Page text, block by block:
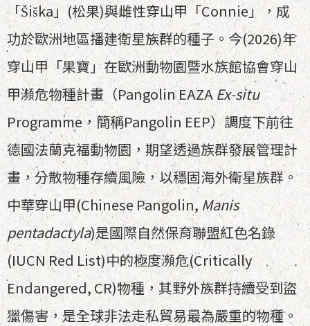
「Šiška」(松果)與雌性穿山甲「Connie」，成
功於歐洲地區播建衛星族群的種子。今(2026)年
穿山甲「果寶」在歐洲動物園暨水族館協會穿山
甲瀕危物種計畫（Pangolin EAZAEx-situ
Programme，簡稱Pangolin EEP）調度下前往
德國法蘭克福動物園，期望透過族群發展管理計
畫，分散物種存續風險，以穩固海外衛星族群。
中華穿山甲(Chinese Pangolin, Manis
pentadactyla)是國際自然保育聯盟紅色名錄
(IUCN Red List)中的極度瀕危(Critically
Endangered, CR)物種，其野外族群持續受到盜
獵傷害，是全球非法走私貿易最為嚴重的物種。